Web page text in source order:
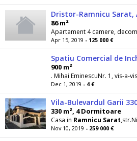
86 m²
Apartament 4 camere,
Apr 15, 2019 - 125 000 €
900 m²
. Mihai EminescuNr. 1, vis-a-
Dec 1, 2019 - 4 €
330 m², 4 Dormitoare
Casa in Ramnicu Sarat
Nov 10, 2019 - 259 000 €